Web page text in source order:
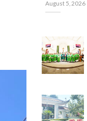
August 5, 2026